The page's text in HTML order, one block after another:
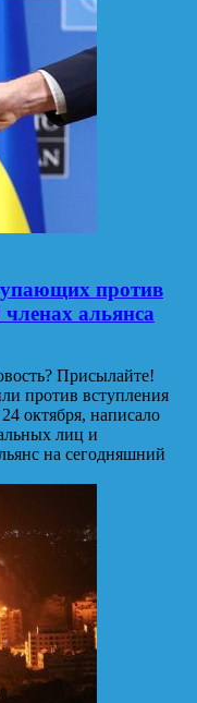
против
альянса
Присылайте!
против вступления
октября, написало
лиц и
на сегодняшний